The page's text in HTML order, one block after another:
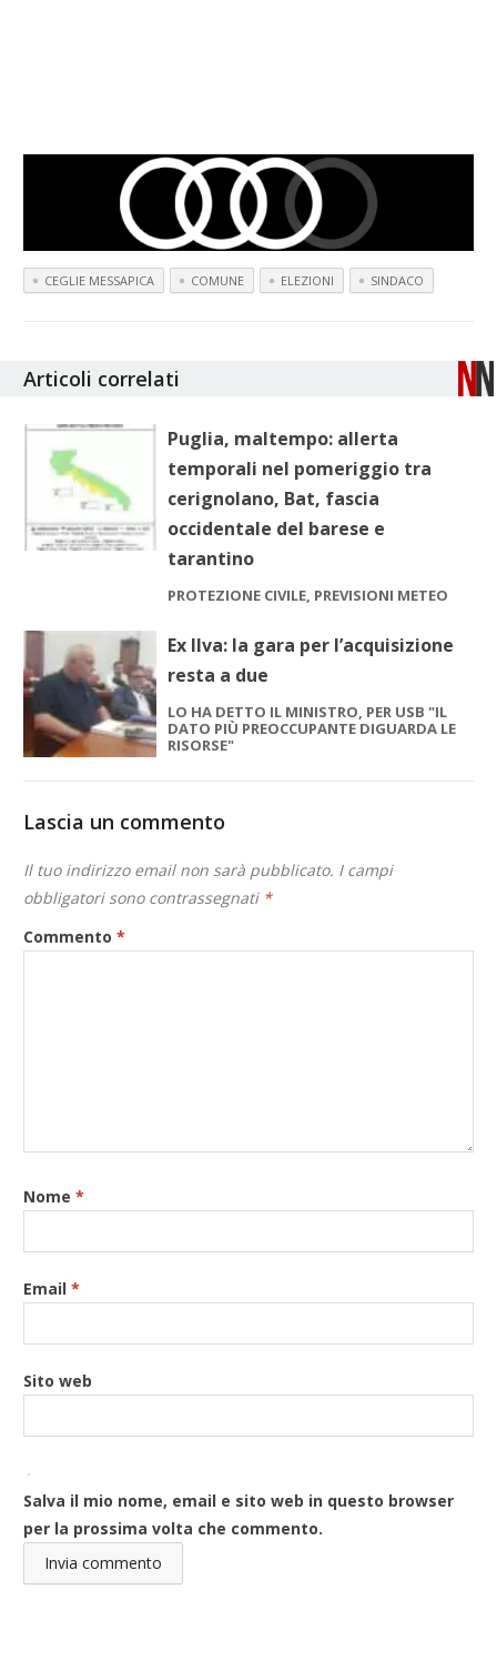
CEGLIE MESSAPICA COMUNE ELEZIONI SINDACO
Articoli correlati
Puglia, maltempo: allerta
temporali nel pomeriggio tra
cerignolano, Bat, fascia
occidentale del barese e
tarantino
PROTEZIONE CIVILE, PREVISIONI METEO
Ex Ilva: la gara per l’acquisizione
resta a due
LO HA DETTO IL MINISTRO, PER USB "IL
DATO PIÙ PREOCCUPANTE DIGUARDA LE
RISORSE"
Lascia un commento
Il tuo indirizzo email non sarà pubblicato. I campi
obbligatori sono contrassegnati *
Commento*
Nome*
Email*
Sito web
Salva il mio nome, email e sito web in questo browser
per la prossima volta che commento.